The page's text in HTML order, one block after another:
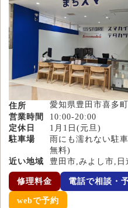
住所
愛知県豊田市喜多
営業時間
10:00-20:00
定休日
1月1日(元旦)
駐車場
雨にも濡れない駐
無料)
近い地域
豊田市,みよし市,日
修理料金 電話で相談・
webで予約